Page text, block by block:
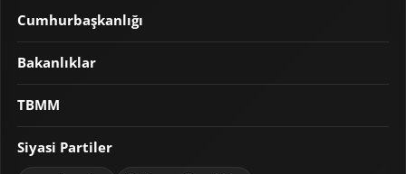
Cumhurbaşkanlığı
Bakanlıklar
TBMM
Siyasi Partiler